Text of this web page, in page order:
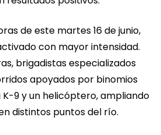
de este martes 16 de junio,
con mayor intensidad.
brigadistas especializados
apoyados por binomios
9 y un helicóptero, ampliando
distintos puntos del río.